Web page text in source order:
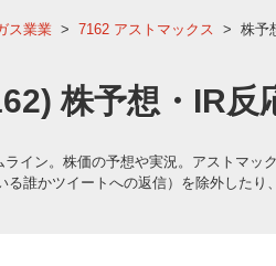
ス業業 > 7162 アストマックス > 株予
株予想・IR反
イン。株価の予想や実況。アストマ
誰かツイートへの返信）を除外したり